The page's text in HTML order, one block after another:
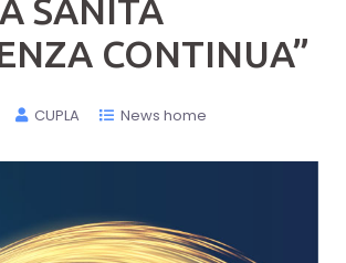
SANITÀ
CONTINUA”
CUPLA News home